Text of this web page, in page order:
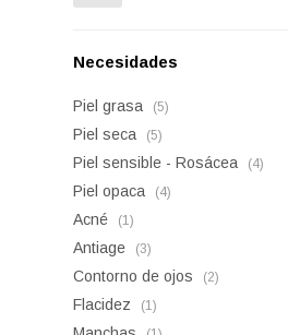
Necesidades
Piel grasa (5)
Piel seca (5)
Piel sensible - Rosácea (4)
Piel opaca (4)
Acné (1)
Antiage (3)
Contorno de ojos (2)
Flacidez (1)